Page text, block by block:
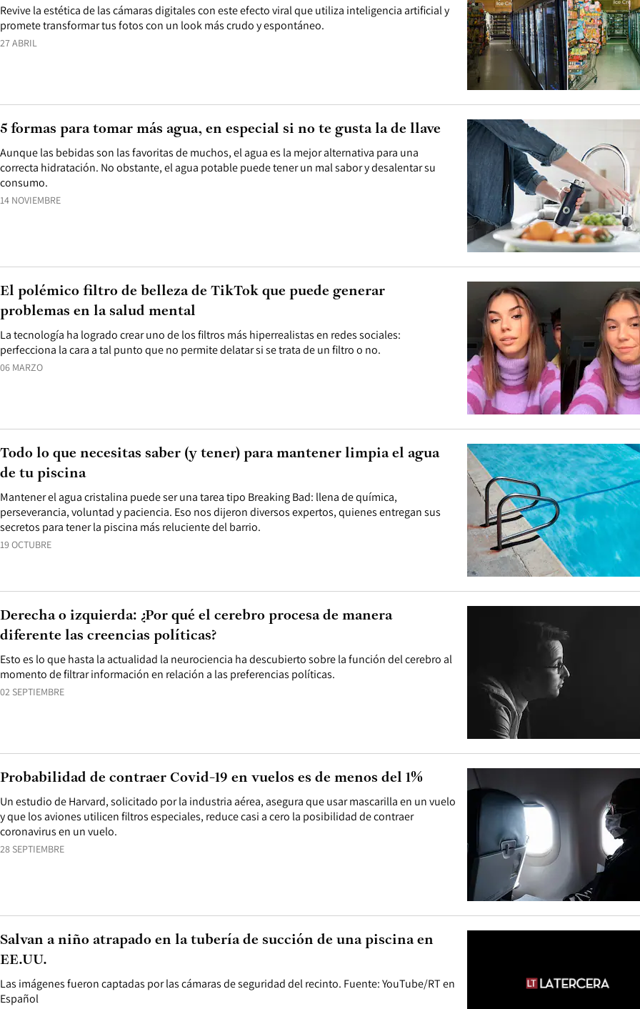
27 ABRIL
Revive la estética de las cámaras digitales con este efecto viral que utiliza inteligencia artificial y
promete transformar tus fotos con un look más crudo y espontáneo.
14 NOVIEMBRE
Aunque las bebidas son las favoritas de muchos, el agua es la mejor alternativa para una
correcta hidratación. No obstante, el agua potable puede tener un mal sabor y desalentar su
consumo.
5 formas para tomar más agua, en especial si no te gusta la de llave
06 MARZO
La tecnología ha logrado crear uno de los filtros más hiperrealistas en redes sociales:
perfecciona la cara a tal punto que no permite delatar si se trata de un filtro o no.
El polémico filtro de belleza de TikTok que puede generar
problemas en la salud mental
19 OCTUBRE
Mantener el agua cristalina puede ser una tarea tipo Breaking Bad: llena de química,
perseverancia, voluntad y paciencia. Eso nos dijeron diversos expertos, quienes entregan sus
secretos para tener la piscina más reluciente del barrio.
Todo lo que necesitas saber (y tener) para mantener limpia el agua
de tu piscina
02 SEPTIEMBRE
Esto es lo que hasta la actualidad la neurociencia ha descubierto sobre la función del cerebro al
momento de filtrar información en relación a las preferencias políticas.
Derecha o izquierda: ¿Por qué el cerebro procesa de manera
diferente las creencias políticas?
28 SEPTIEMBRE
Un estudio de Harvard, solicitado por la industria aérea, asegura que usar mascarilla en un vuelo
y que los aviones utilicen filtros especiales, reduce casi a cero la posibilidad de contraer
coronavirus en un vuelo.
Probabilidad de contraer Covid-19 en vuelos es de menos del 1%
Las imágenes fueron captadas por las cámaras de seguridad del recinto. Fuente: YouTube/RT en
Español
Salvan a niño atrapado en la tubería de succión de una piscina en
EE.UU.